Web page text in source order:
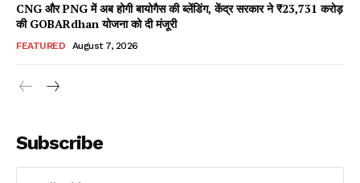
Read Latest News on AIN
NEWS 1 App
CNG और PNG में अब होगी बायोगैस की ब्लेंडिंग, केंद्र सरकार ने ₹23,731 करोड़
की GOBARdhan योजना को दी मंजूरी
FEATURED August 7, 2026
Subscribe